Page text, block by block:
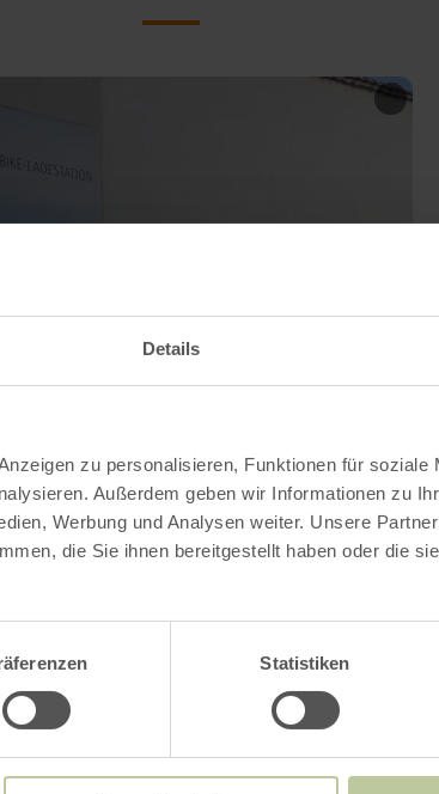
Details
zu personalisieren, Funktionen für soziale
Außerdem geben wir Informationen zu
Werbung und Analysen weiter. Unsere
die Sie ihnen bereitgestellt haben oder die
Statistiken